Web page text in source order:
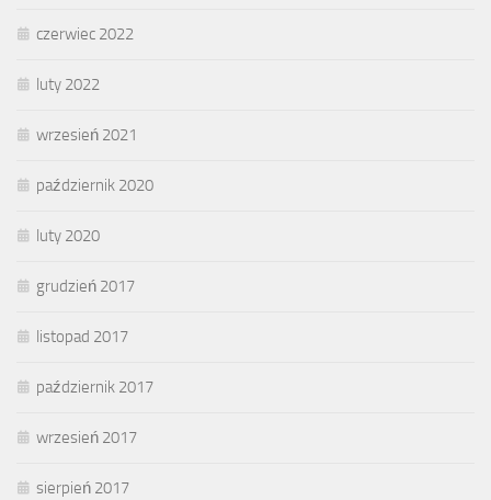
czerwiec 2022
luty 2022
wrzesień 2021
październik 2020
luty 2020
grudzień 2017
listopad 2017
październik 2017
wrzesień 2017
sierpień 2017